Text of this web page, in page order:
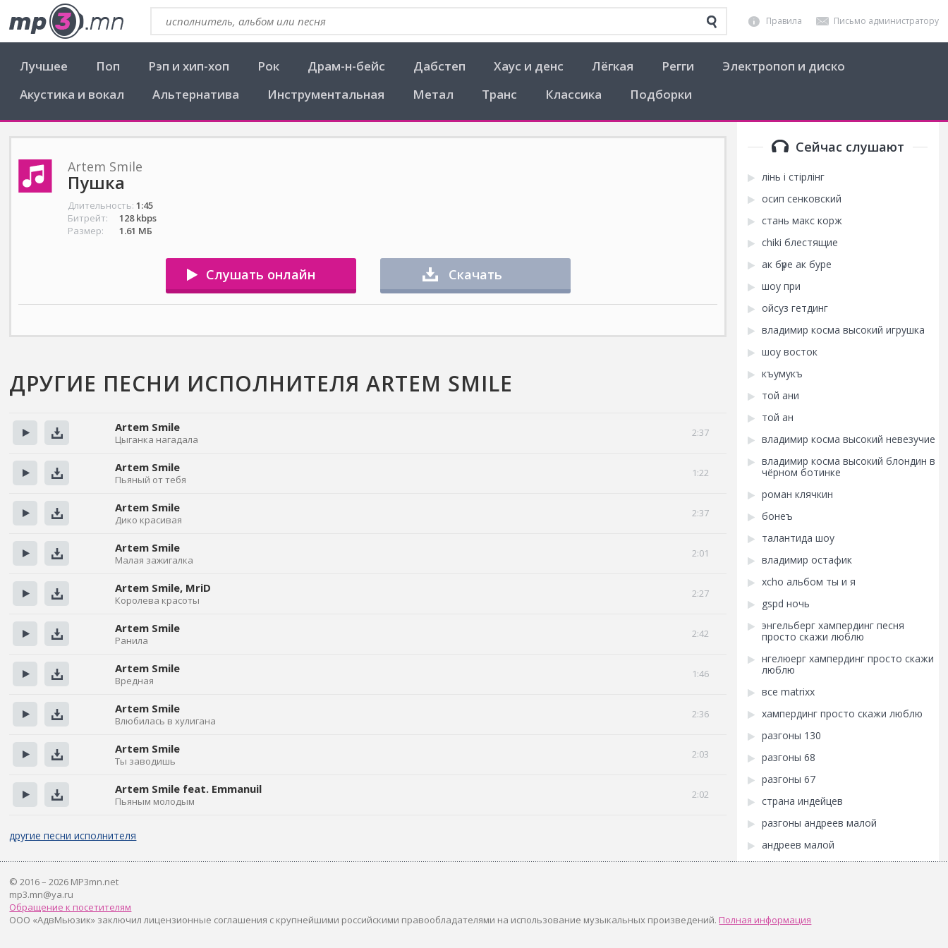
Правила Письмо администратору
Лучшее Поп Рэп и хип-хоп Рок Драм-н-бейс Дабстеп Хаус и денс Лёгкая Регги
Электропоп и диско
Акустика и вокал
Альтернатива Инструментальная Метал Транс Классика Подборки
Artem Smile
Пушка
Длительность: 1:45
Битрейт:
128 kbps
Размер:
1.61 МБ
Слушать онлайн Скачать
ДРУГИЕ ПЕСНИ ИСПОЛНИТЕЛЯ ARTEM SMILE
2:37
Artem Smile
Цыганка нагадала
1:22
Artem Smile
Пьяный от тебя
2:37
Artem Smile
Дико красивая
2:01
Artem Smile
Малая зажигалка
2:27
Artem Smile, MriD
Королева красоты
2:42
Artem Smile
Ранила
1:46
Artem Smile
Вредная
2:36
Artem Smile
Влюбилась в хулигана
2:03
Artem Smile
Ты заводишь
2:02
Artem Smile feat. Emmanuil
Пьяным молодым
другие песни исполнителя
Сейчас слушают
лінь і стірлінг
осип сенковский
стань макс корж
chiki блестящие
ак бүре ак буре
шоу при
ойсуз гетдинг
владимир косма высокий игрушка
шоу восток
къумукъ
той ани
той ан
владимир косма высокий невезучие
владимир косма высокий блондин в
чёрном ботинке
роман клячкин
бонеъ
талантида шоу
владимир остафик
xcho альбом ты и я
gspd ночь
энгельберг хампердинг песня
просто скажи люблю
нгелюерг хампердинг просто скажи
люблю
все matrixx
хампердинг просто скажи люблю
разгоны 130
разгоны 68
разгоны 67
страна индейцев
разгоны андреев малой
андреев малой
© 2016 – 2026 MP3mn.net
mp3.mn@ya.ru
Обращение к посетителям
ООО «АдвМьюзик» заключил лицензионные соглашения с крупнейшими российскими правообладателями на использование музыкальных произведений.Полная информация